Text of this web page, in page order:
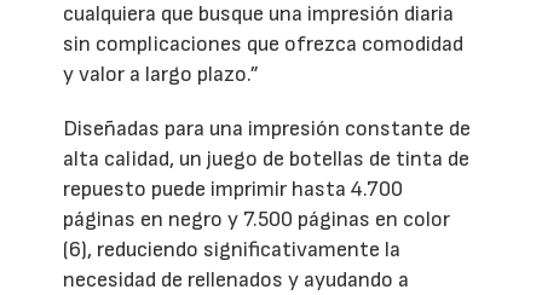
cualquiera que busque una impresión diaria
sin complicaciones que ofrezca comodidad
y valor a largo plazo.”
Diseñadas para una impresión constante de
alta calidad, un juego de botellas de tinta de
repuesto puede imprimir hasta 4.700
páginas en negro y 7.500 páginas en color
(6), reduciendo significativamente la
necesidad de rellenados y ayudando a